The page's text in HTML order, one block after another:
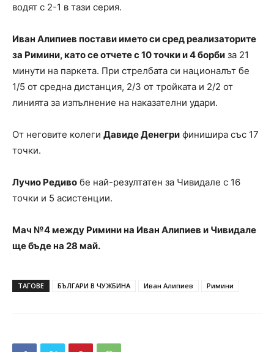
водят с 2-1 в тази серия.
Иван Алипиев постави името си сред реализаторите
за Римини, като се отчете с 10 точки и 4 борби за 21
минути на паркета. При стрелбата си националът бе
1/5 от средна дистанция, 2/3 от тройката и 2/2 от
линията за изпълнение на наказателни удари.
От неговите колеги Давиде Денегри финишира със 17
точки.
Лучио Редиво бе най-резултатен за Чивидале с 16
точки и 5 асистенции.
Мач №4 между Римини на Иван Алипиев и Чивидале
ще бъде на 28 май.
ТАГОВЕ БЪЛГАРИ В ЧУЖБИНА Иван Алипиев Римини